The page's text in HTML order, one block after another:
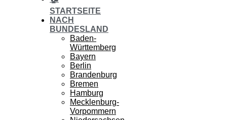
STARTSEITE
NACH
BUNDESLAND
Baden-
Württemberg
Bayern
Berlin
Brandenburg
Bremen
Hamburg
Mecklenburg-
Vorpommern